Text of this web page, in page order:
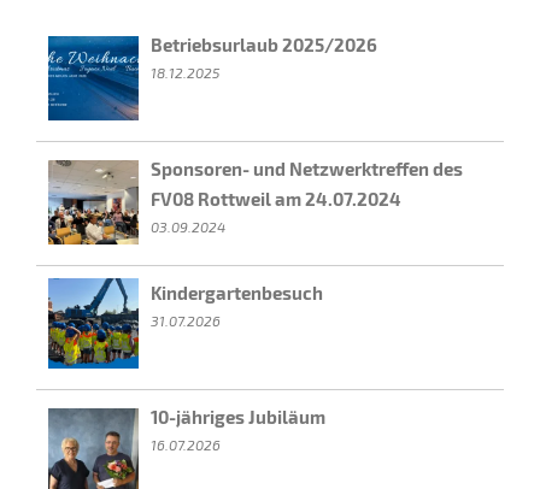
Betriebsurlaub 2025/2026
18.12.2025
Sponsoren- und Netzwerktreffen des
FV08 Rottweil am 24.07.2024
03.09.2024
Kindergartenbesuch
31.07.2026
10-jähriges Jubiläum
16.07.2026